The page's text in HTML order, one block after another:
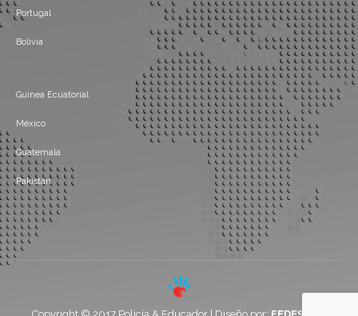
Portugal
Bolivia
Guinea Ecuatorial
México
Guatemala
Pakistán